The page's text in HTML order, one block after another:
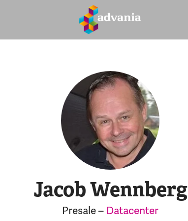
Jacob Wennberg
Presale – Datacenter